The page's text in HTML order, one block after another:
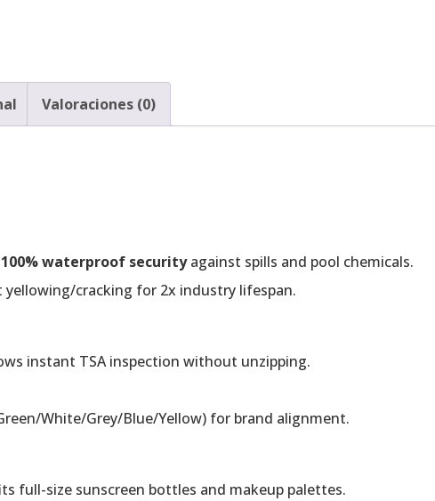
Valoraciones (0)
100% waterproof securityagainst spills and pool chemicals.
yellowing/cracking for 2x industry lifespan.
instant TSA inspection without unzipping.
White/Grey/Blue/Yellow) for brand alignment.
full-size sunscreen bottles and makeup palettes.